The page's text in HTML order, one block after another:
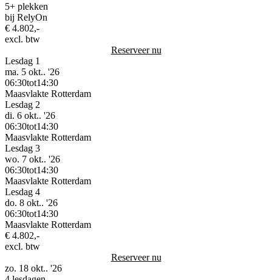
5+ plekken
bij RelyOn
€ 4.802,-
excl. btw
Reserveer nu
Lesdag 1
ma. 5 okt.. '26
06:30tot14:30
Maasvlakte Rotterdam
Lesdag 2
di. 6 okt.. '26
06:30tot14:30
Maasvlakte Rotterdam
Lesdag 3
wo. 7 okt.. '26
06:30tot14:30
Maasvlakte Rotterdam
Lesdag 4
do. 8 okt.. '26
06:30tot14:30
Maasvlakte Rotterdam
€ 4.802,-
excl. btw
Reserveer nu
zo. 18 okt.. '26